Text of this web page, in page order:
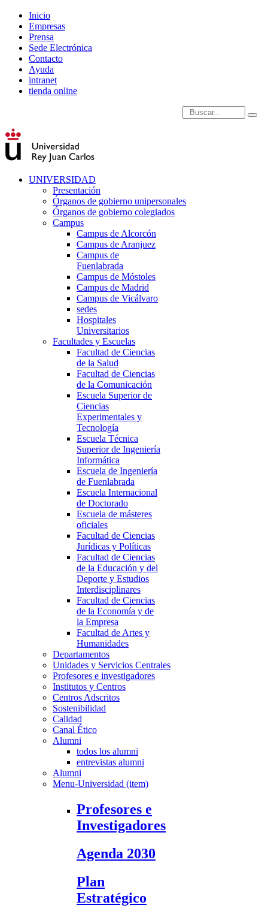
Inicio
Empresas
Prensa
Sede Electrónica
Contacto
Ayuda
intranet
tienda online
Introduce términos de
UNIVERSIDAD
Presentación
Órganos de gobierno unipersonales
Órganos de gobierno colegiados
Campus
Campus de Alcorcón
Campus de Aranjuez
Campus de
Fuenlabrada
Campus de Móstoles
Campus de Madrid
Campus de Vicálvaro
sedes
Hospitales
Universitarios
Facultades y Escuelas
Facultad de Ciencias
de la Salud
Facultad de Ciencias
de la Comunicación
Escuela Superior de
Ciencias
Experimentales y
Tecnología
Escuela Técnica
Superior de Ingeniería
Informática
Escuela de Ingeniería
de Fuenlabrada
Escuela Internacional
de Doctorado
Escuela de másteres
oficiales
Facultad de Ciencias
Jurídicas y Políticas
Facultad de Ciencias
de la Educación y del
Deporte y Estudios
Interdisciplinares
Facultad de Ciencias
de la Economía y de
la Empresa
Facultad de Artes y
Humanidades
Departamentos
Unidades y Servicios Centrales
Profesores e investigadores
Institutos y Centros
Centros Adscritos
Sostenibilidad
Calidad
Canal Ético
Alumni
todos los alumni
entrevistas alumni
Alumni
Menu-Universidad (item)
Profesores e
Investigadores
Agenda 2030
Plan
Estratégico